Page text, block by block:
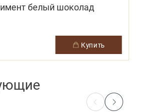
белый шоколад
купить